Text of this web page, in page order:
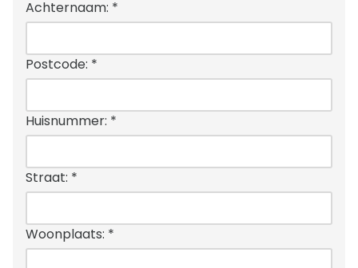
Achternaam: *
Postcode: *
Huisnummer: *
Straat: *
Woonplaats: *